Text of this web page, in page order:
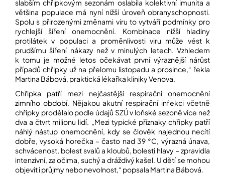
Přihlášení
slabším chřipkovým sezonám oslabila kolektivní imunita a
většina populace má nyní nižší úroveň obranyschopnosti.
Spolu s přirozenými změnami viru to vytváří podmínky pro
rychlejší šíření onemocnění. Kombinace nižší hladiny
protilátek v populaci a proměnlivosti viru může vést k
prudšímu šíření nákazy než v minulých letech. Vzhledem
k tomu je možné letos očekávat první výraznější nárůst
případů chřipky už na přelomu listopadu a prosince,“ řekla
Martina Bábová, praktická lékařka kliniky Venova.
Chřipka patří mezi nejčastější respirační onemocnění
zimního období. Nějakou akutní respirační infekci včetně
chřipky prodělalo podle údajů SZÚ v loňské sezoně více než
dva a čtvrt milionu lidí. „Mezi typické příznaky chřipky patří
náhlý nástup onemocnění, kdy se člověk najednou necítí
dobře, vysoká horečka – často nad 39 °C, výrazná únava,
schvácenost, bolest svalů a kloubů, bolesti hlavy – zpravidla
intenzivní, za očima, suchý a dráždivý kašel. U dětí se mohou
objevit i průjmy nebo nevolnost,“ popsala Martina Bábová.